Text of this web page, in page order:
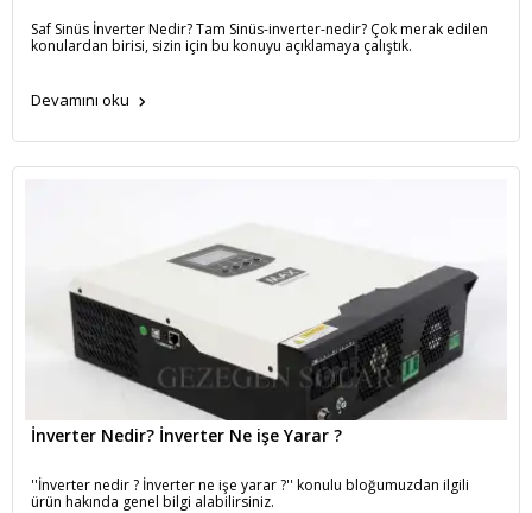
Saf Sinüs İnverter Nedir? Tam Sinüs-inverter-nedir? Çok merak edilen
konulardan birisi, sizin için bu konuyu açıklamaya çalıştık.
Devamını oku
İnverter Nedir? İnverter Ne işe Yarar ?
''İnverter nedir ? İnverter ne işe yarar ?'' konulu bloğumuzdan ilgili
ürün hakında genel bilgi alabilirsiniz.